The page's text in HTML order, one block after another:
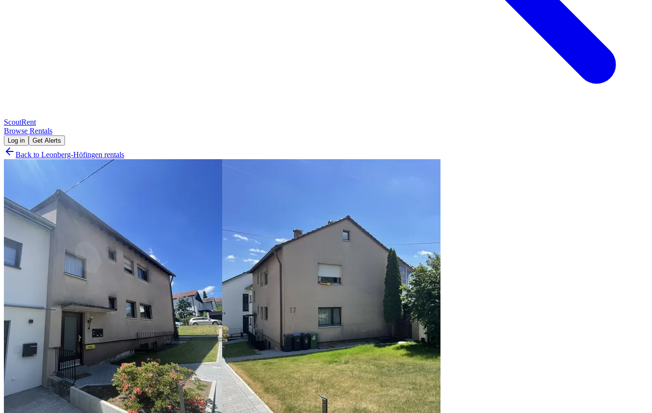
ScoutRent
Browse Rentals
Log in Get Alerts
Back to Leonberg-Höfingen rentals